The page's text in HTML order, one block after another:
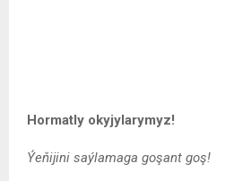
Hormatly okyjylarymyz!
Ýeňijini saýlamaga goşant goş!